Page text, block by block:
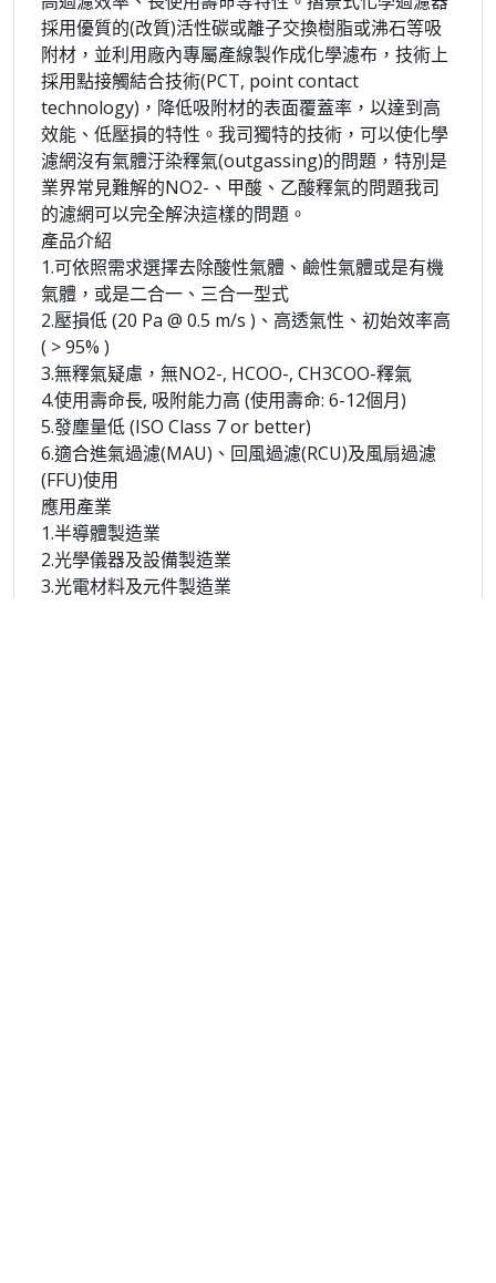
採用優質的(改質)活性碳或離子交換樹脂或沸石等吸
附材，並利用廠內專屬產線製作成化學濾布，技術上
採用點接觸結合技術(PCT, point contact
technology)，降低吸附材的表面覆蓋率，以達到高
效能、低壓損的特性。我司獨特的技術，可以使化學
濾網沒有氣體汙染釋氣(outgassing)的問題，特別是
業界常見難解的NO2-、甲酸、乙酸釋氣的問題我司
的濾網可以完全解決這樣的問題。
產品介紹
1.可依照需求選擇去除酸性氣體、鹼性氣體或是有機
氣體，或是二合一、三合一型式
2.壓損低 (20 Pa @ 0.5 m/s )、高透氣性、初始效率高
( > 95% )
3.無釋氣疑慮，無NO2-, HCOO-, CH3COO-釋氣
4.使用壽命長, 吸附能力高 (使用壽命: 6-12個月)
5.發塵量低 (ISO Class 7 or better)
6.適合進氣過濾(MAU)、回風過濾(RCU)及風扇過濾
(FFU)使用
應用產業
1.半導體製造業
2.光學儀器及設備製造業
3.光電材料及元件製造業